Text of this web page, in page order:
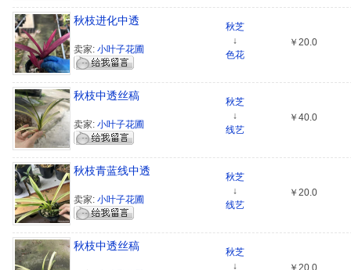
秋枝进化中透
卖家: 小叶子花圃
秋芝
↓
色花
￥20.0
秋枝中透丝稿
卖家: 小叶子花圃
秋芝
↓
线艺
￥40.0
秋枝青蓝线中透
卖家: 小叶子花圃
秋芝
↓
线艺
￥20.0
秋枝中透丝稿
秋芝
↓
￥20.0